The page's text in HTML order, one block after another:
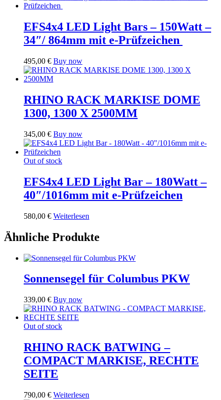
EFS4x4 LED Light Bars – 150Watt –
34″/ 864mm mit e-Prüfzeichen
495,00 € Buy now
RHINO RACK MARKISE DOME
1300, 1300 X 2500MM
345,00 € Buy now
Out of stock
EFS4x4 LED Light Bar – 180Watt –
40″/1016mm mit e-Prüfzeichen
580,00 € Weiterlesen
Ähnliche Produkte
Sonnensegel für Columbus PKW
339,00 € Buy now
Out of stock
RHINO RACK BATWING –
COMPACT MARKISE, RECHTE
SEITE
790,00 € Weiterlesen